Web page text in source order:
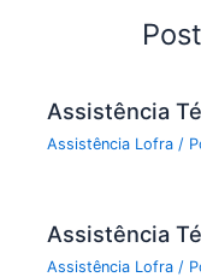
Assistência
Assistência Lofra /
Assistência
Assistência Lofra /